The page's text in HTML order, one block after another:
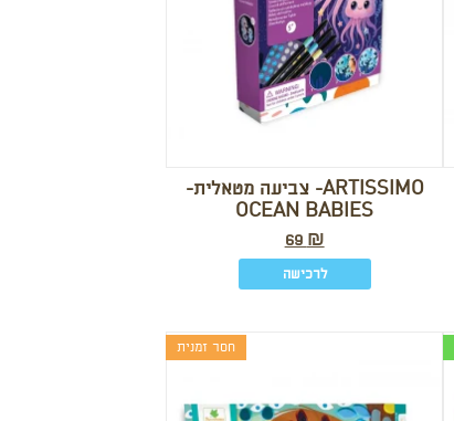
ARTISSIMO- צביעה מטאלית-
OCEAN BABIES
69 ₪
לרכישה
חסר זמנית